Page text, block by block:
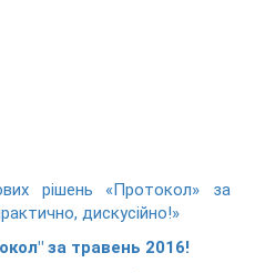
рішень «Протокол» за
дискусійно!»
за травень 2016!